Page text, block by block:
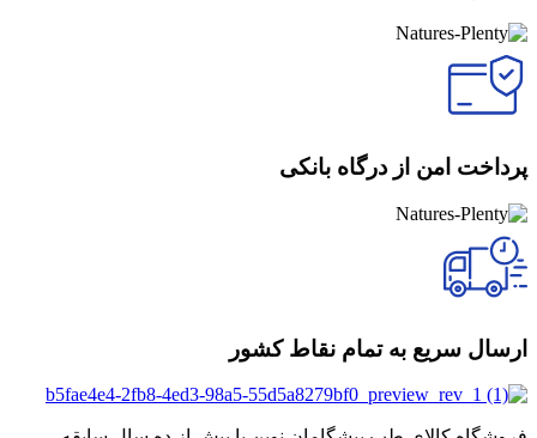
پرداخت امن از درگاه بانکی
ارسال سریع به تمام نقاط کشور